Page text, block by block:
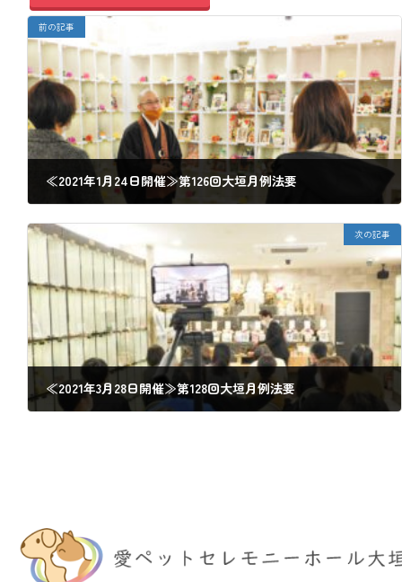
前の記事
≪2021年1月24日開催≫第126回大垣月例法要
次の記事
≪2021年3月28日開催≫第128回大垣月例法要